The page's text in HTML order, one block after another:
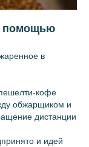
помощью
в
кофе
обжарщиком и
дистанции
и идей